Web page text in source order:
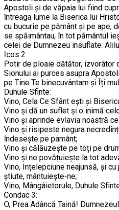
Apostoli și de văpaia lui fiind
întreaga lume la Biserica lui
cu bucurie pe pământ și pe ape,
se spăimântau, în tot pământul
celei de Dumnezeu insuflate:
Icos 2:
Potir de ploaie dătător, izvorâtor
Sionului ai purces asupra
pe Tine Te binecuvântam și Îți
Duhule Sfinte:
Vino, Cela Ce Sfânt ești și
Vino și dă un suflet și o inimă
Vino și aprinde evlavia noastră
Vino și risipeste negura
îndesește pe pamânt;
Vino și călăuzește pe toți pe
Vino și ne povățuiește la tot
Vino, Ințelepciune neajunsă, și
știute, mântuiește-ne;
Vino, Mângâietorule, Duhule
Condac 3:
O, Prea Adâncă Taină!